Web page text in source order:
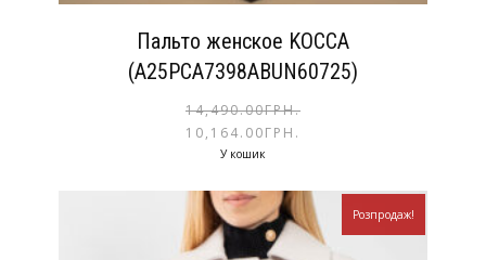
Пальто женское KOCCA
(A25PCA7398ABUN60725)
14,490.00ГРН.
10,164.00ГРН.
У кошик
Розпродаж!